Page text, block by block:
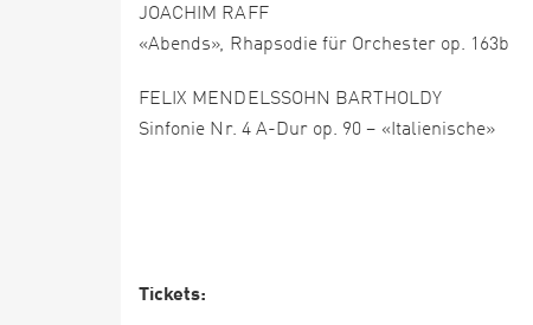
JOACHIM RAFF
«Abends», Rhapsodie für Orchester op. 163b
FELIX MENDELSSOHN BARTHOLDY
‍Sinfonie Nr. 4 A-Dur op. 90 – «Italienische»
Tickets: